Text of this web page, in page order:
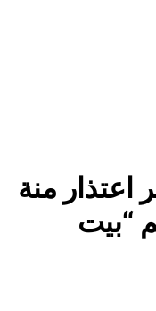
منة
“بيت